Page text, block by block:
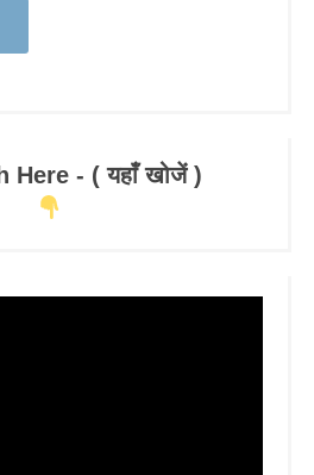
Here - ( यहाँ खोजें )